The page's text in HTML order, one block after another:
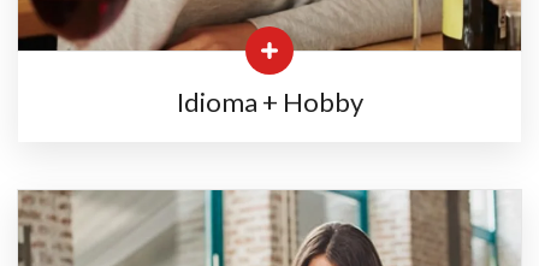
Idioma + Hobby